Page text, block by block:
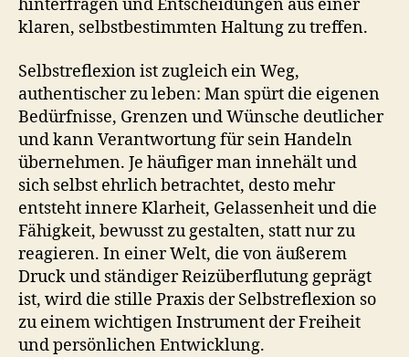
hinterfragen und Entscheidungen aus einer
klaren, selbstbestimmten Haltung zu treffen.
Selbstreflexion ist zugleich ein Weg,
authentischer zu leben: Man spürt die eigenen
Bedürfnisse, Grenzen und Wünsche deutlicher
und kann Verantwortung für sein Handeln
übernehmen. Je häufiger man innehält und
sich selbst ehrlich betrachtet, desto mehr
entsteht innere Klarheit, Gelassenheit und die
Fähigkeit, bewusst zu gestalten, statt nur zu
reagieren. In einer Welt, die von äußerem
Druck und ständiger Reizüberflutung geprägt
ist, wird die stille Praxis der Selbstreflexion so
zu einem wichtigen Instrument der Freiheit
und persönlichen Entwicklung.